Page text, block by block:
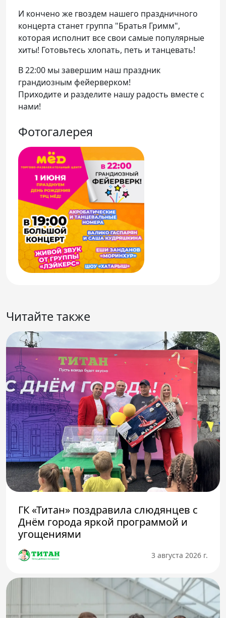
И кончено же гвоздем нашего праздничного
концерта станет группа "Братья Гримм",
которая исполнит все свои самые популярные
хиты! Готовьтесь хлопать, петь и танцевать!
В 22:00 мы завершим наш праздник
грандиозным фейерверком!
Приходите и разделите нашу радость вместе с
нами!
Фотогалерея
Читайте также
ГК «Титан» поздравила слюдянцев с
Днём города яркой программой и
угощениями
3 августа 2026 г.